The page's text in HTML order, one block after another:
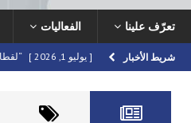
تعرّف علينا الفعاليات
شريط الأخبار [ يوليو 1, 2026 ]